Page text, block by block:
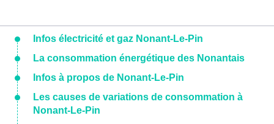
Infos électricité et gaz Nonant-Le-Pin
La consommation énergétique des Nonantais
Infos à propos de Nonant-Le-Pin
Les causes de variations de consommation à
Nonant-Le-Pin